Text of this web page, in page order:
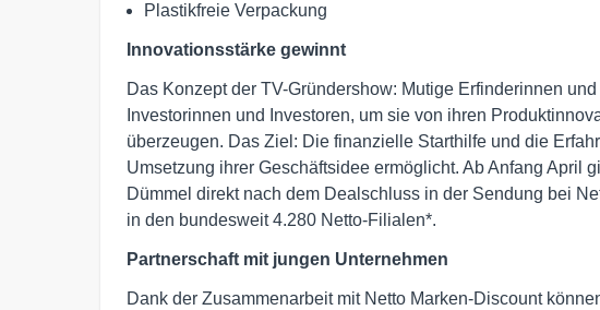
Plastikfreie Verpackung
Innovationsstärke gewinnt
Das Konzept der TV-Gründershow: Mutige Erfinderinnen
Investorinnen und Investoren, um sie von ihren
überzeugen. Das Ziel: Die finanzielle Starthilfe und die
Umsetzung ihrer Geschäftsidee ermöglicht. Ab Anfang April
Dümmel direkt nach dem Dealschluss in der Sendung bei
in den bundesweit 4.280 Netto-Filialen*.
Partnerschaft mit jungen Unternehmen
Dank der Zusammenarbeit mit Netto Marken-Discount